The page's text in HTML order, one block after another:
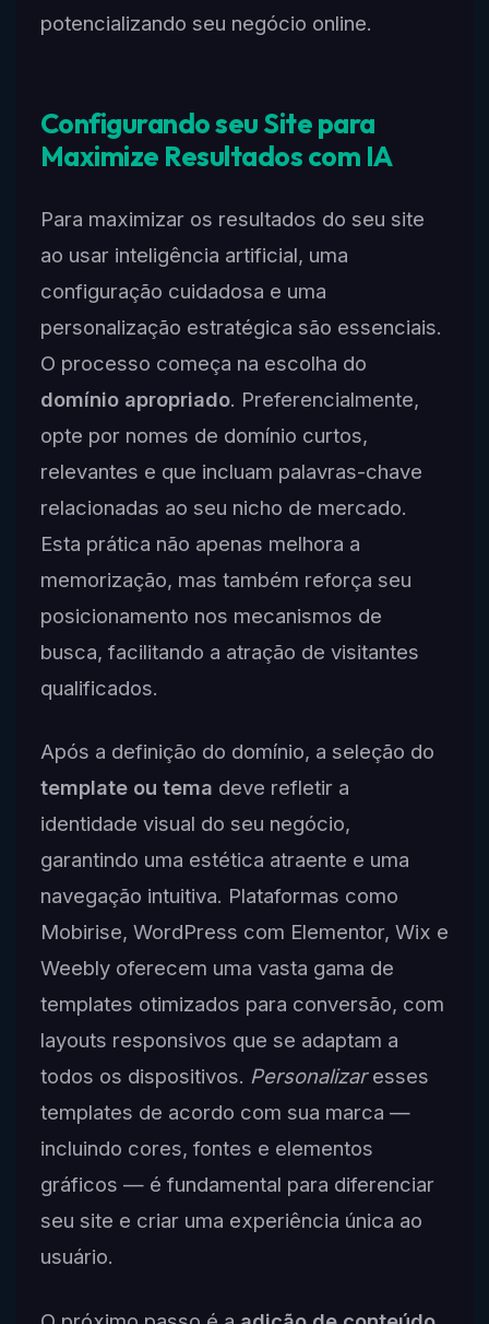
potencializando seu negócio online.
Configurando seu Site para
Maximize Resultados com IA
Para maximizar os resultados do seu site
ao usar inteligência artificial, uma
configuração cuidadosa e uma
personalização estratégica são essenciais.
O processo começa na escolha do
domínio apropriado. Preferencialmente,
opte por nomes de domínio curtos,
relevantes e que incluam palavras-chave
relacionadas ao seu nicho de mercado.
Esta prática não apenas melhora a
memorização, mas também reforça seu
posicionamento nos mecanismos de
busca, facilitando a atração de visitantes
qualificados.
Após a definição do domínio, a seleção do
template ou tema deve refletir a
identidade visual do seu negócio,
garantindo uma estética atraente e uma
navegação intuitiva. Plataformas como
Mobirise, WordPress com Elementor, Wix e
Weebly oferecem uma vasta gama de
templates otimizados para conversão, com
layouts responsivos que se adaptam a
todos os dispositivos. Personalizaresses
templates de acordo com sua marca —
incluindo cores, fontes e elementos
gráficos — é fundamental para diferenciar
seu site e criar uma experiência única ao
usuário.